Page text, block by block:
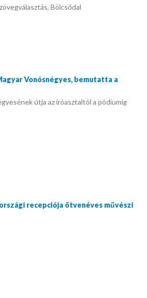
Bölcsődal
Vonósnégyes, bemutatta a
útja az íróasztaltól a pódiumig
recepciója ötvenéves művészi